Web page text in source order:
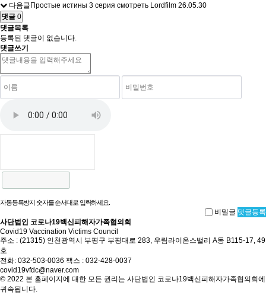
다음글 Простые истины 3 серия смотреть Lordfilm 26.05.30
댓글 0
댓글목록
등록된 댓글이 없습니다.
댓글쓰기
자동등록방지 숫자를 순서대로 입력하세요.
비밀글 댓글등록
사단법인 코로나19백신피해자가족협의회
Covid19 Vaccination Victims Council
주소 : (21315) 인천광역시 부평구 부평대로 283, 우림라이온스밸리 A동 B115-17, 49
호
전화: 032-503-0036 팩스 : 032-428-0037
covid19vfdc@naver.com
© 2022 본 홈페이지에 대한 모든 권리는 사단법인 코로나19백신피해자가족협의회에
귀속됩니다.